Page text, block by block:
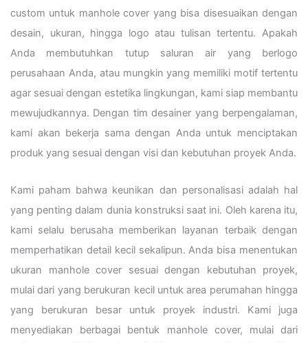
custom untuk manhole cover yang bisa disesuaikan dengan
desain, ukuran, hingga logo atau tulisan tertentu. Apakah
Anda membutuhkan tutup saluran air yang berlogo
perusahaan Anda, atau mungkin yang memiliki motif tertentu
agar sesuai dengan estetika lingkungan, kami siap membantu
mewujudkannya. Dengan tim desainer yang berpengalaman,
kami akan bekerja sama dengan Anda untuk menciptakan
produk yang sesuai dengan visi dan kebutuhan proyek Anda.
Kami paham bahwa keunikan dan personalisasi adalah hal
yang penting dalam dunia konstruksi saat ini. Oleh karena itu,
kami selalu berusaha memberikan layanan terbaik dengan
memperhatikan detail kecil sekalipun. Anda bisa menentukan
ukuran manhole cover sesuai dengan kebutuhan proyek,
mulai dari yang berukuran kecil untuk area perumahan hingga
yang berukuran besar untuk proyek industri. Kami juga
menyediakan berbagai bentuk manhole cover, mulai dari